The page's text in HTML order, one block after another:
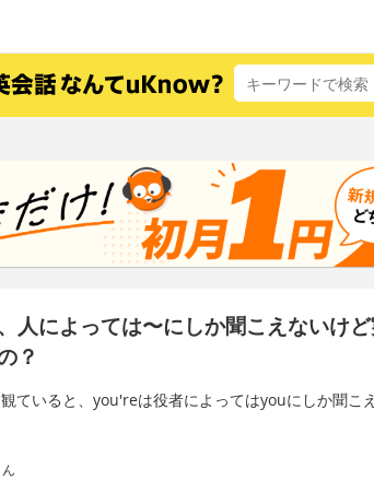
人によっては〜にしか聞こえないけ
？
ていると、you'reは役者によってはyouにしか聞こ